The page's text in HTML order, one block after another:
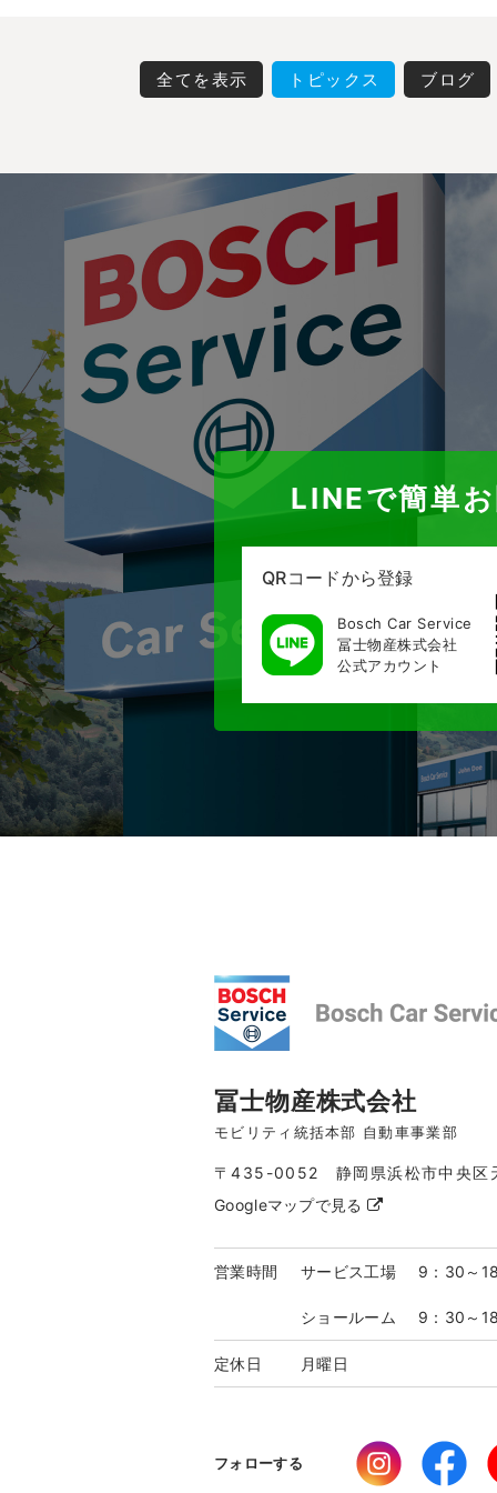
全てを表示 トピックス ブログ
LINEで簡単
QRコードから登録
Bosch Car Service
冨士物産株式会社
公式アカウント
冨士物産株式会社
モビリティ統括本部 自動車事業部
〒435-0052 静岡県浜松市中央区
Googleマップで見る
営業時間 サービス工場 9：30～
ショールーム 9：30～
定休日 月曜日
フォローする